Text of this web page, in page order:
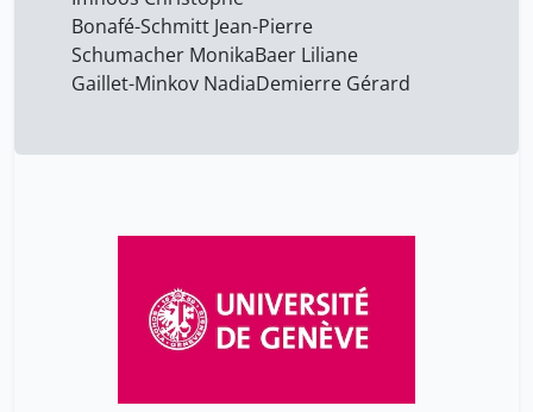
Bonafé-Schmitt Jean-Pierre
Schumacher MonikaBaer Liliane
Gaillet-Minkov NadiaDemierre Gérard